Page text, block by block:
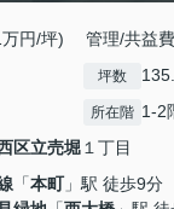
万円/坪) 管理/共益
坪数
所在階 1-2
区立売堀１丁目
「本町」駅 徒歩9分